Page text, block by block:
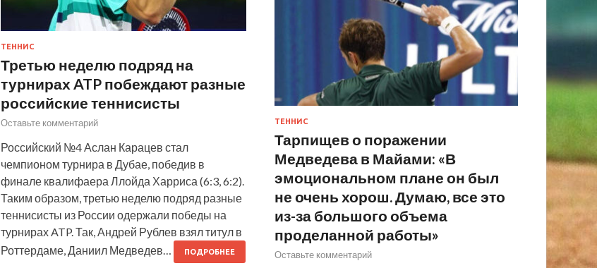
ТЕННИС
Третью неделю подряд на
турнирах ATP побеждают разные
российские теннисисты
Оставьте комментарий
Российский №4 Аслан Карацев стал
чемпионом турнира в Дубае, победив в
финале квалифаера Ллойда Харриса (6:3, 6:2).
Таким образом, третью неделю подряд разные
теннисисты из России одержали победы на
турнирах ATP. Так, Андрей Рублев взял титул в
Роттердаме, Даниил Медведев…
ПОДРОБНЕЕ
ТЕННИС
Тарпищев о поражении
Медведева в Майами: «В
эмоциональном плане он был
не очень хорош. Думаю, все это
из-за большого объема
проделанной работы»
Оставьте комментарий